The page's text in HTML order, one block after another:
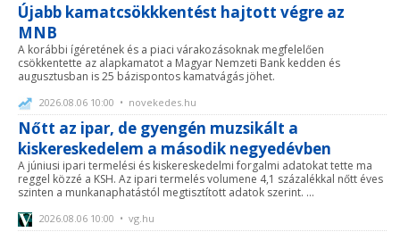
Újabb kamatcsökkkentést hajtott végre az
MNB
A korábbi ígéretének és a piaci várakozásoknak megfelelően
csökkentette az alapkamatot a Magyar Nemzeti Bank kedden és
augusztusban is 25 bázispontos kamatvágás jöhet.
2026.08.06 10:00 • novekedes.hu
Nőtt az ipar, de gyengén muzsikált a
kiskereskedelem a második negyedévben
A júniusi ipari termelési és kiskereskedelmi forgalmi adatokat tette ma
reggel közzé a KSH. Az ipari termelés volumene 4,1 százalékkal nőtt éves
szinten a munkanaphatástól megtisztított adatok szerint. ...
2026.08.06 10:00 • vg.hu